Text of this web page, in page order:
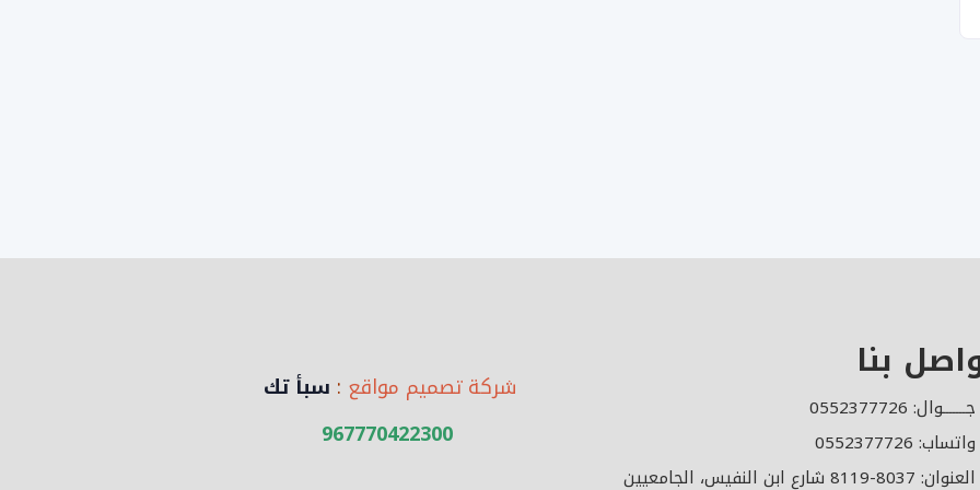
بنا
جـــــــوال: 0552377726
واتساب: 0552377726
العنوان: 8037-8119 شارع ابن النفيس، الجامعيين
شركة تصميم مواقع : سبأ تك
967770422300